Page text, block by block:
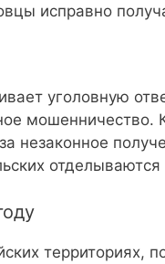
исправно
уголовную
мошенничество.
незаконное
территориях,